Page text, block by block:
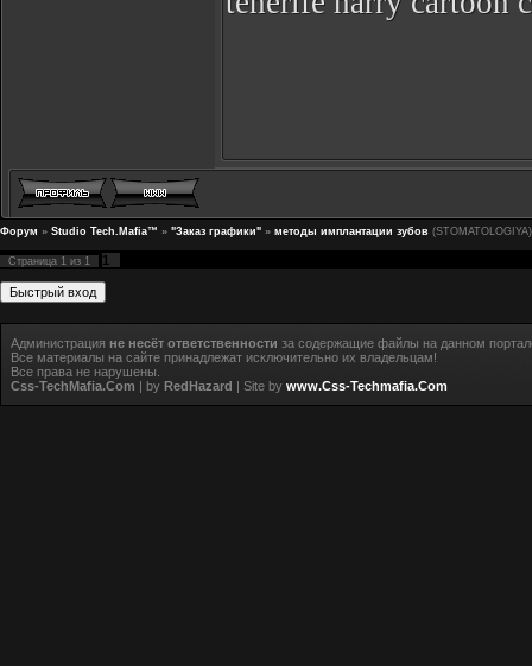
Форум » Studio Tech.Mafia™ » "Заказ графики" » методы имплантации зубов (STOMATOLOGIYA)
Страница 1 из 1 1
Администрация не несёт ответственности за содержащие файлы на данном
Все материалы на сайте принадлежат исключительно их владельцам!
Все права не нарушены.
Css-TechMafia.Com | by RedHazard | Site by www.Css-Techmafia.Com